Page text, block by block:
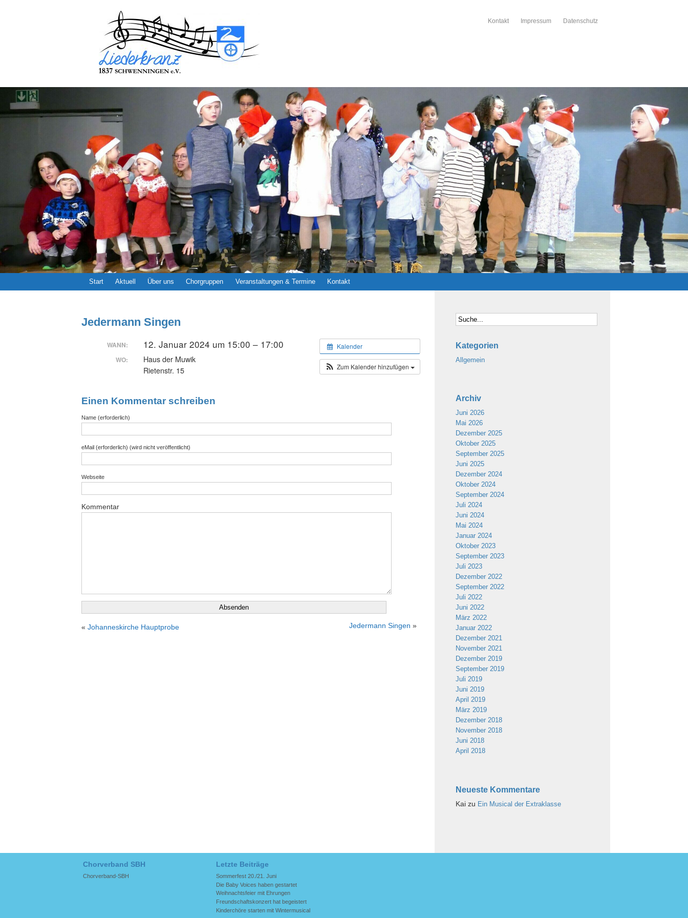
Kontakt Impressum Datenschutz
Start Aktuell Über uns Chorgruppen Veranstaltungen & Termine Kontakt
Jedermann Singen
Kalender
Zum Kalender hinzufügen
WANN: 12. Januar 2024 um 15:00 – 17:00
WO:
Haus der Muwik
Rietenstr. 15
Einen Kommentar schreiben
Name (erforderlich)
eMail (erforderlich) (wird nicht veröffentlicht)
Webseite
Kommentar
« Johanneskirche Hauptprobe Jedermann Singen »
Kategorien
Allgemein
Archiv
Juni 2026
Mai 2026
Dezember 2025
Oktober 2025
September 2025
Juni 2025
Dezember 2024
Oktober 2024
September 2024
Juli 2024
Juni 2024
Mai 2024
Januar 2024
Oktober 2023
September 2023
Juli 2023
Dezember 2022
September 2022
Juli 2022
Juni 2022
März 2022
Januar 2022
Dezember 2021
November 2021
Dezember 2019
September 2019
Juli 2019
Juni 2019
April 2019
März 2019
Dezember 2018
November 2018
Juni 2018
April 2018
Neueste Kommentare
Kai zu Ein Musical der Extraklasse
Chorverband SBH
Chorverband-SBH
Letzte Beiträge
Sommerfest 20./21. Juni
Die Baby Voices haben gestartet
Weihnachtsfeier mit Ehrungen
Freundschaftskonzert hat begeistert
Kinderchöre starten mit Wintermusical